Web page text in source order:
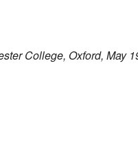
College, Oxford, May